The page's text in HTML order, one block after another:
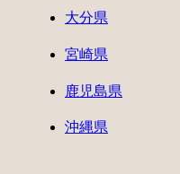
大分県
宮崎県
鹿児島県
沖縄県